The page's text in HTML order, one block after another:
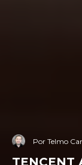
Por Telmo
TENCENT